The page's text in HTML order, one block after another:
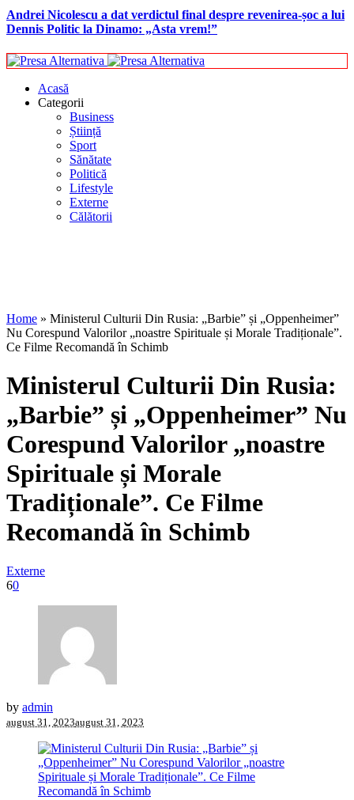
Andrei Nicolescu a dat verdictul final despre revenirea-șoc a lui
Dennis Politic la Dinamo: „Asta vrem!”
Acasă
Categorii
Business
Știință
Sport
Sănătate
Politică
Lifestyle
Externe
Călătorii
Home » Ministerul Culturii Din Rusia: „Barbie” și „Oppenheimer”
Nu Corespund Valorilor „noastre Spirituale și Morale Tradiționale”.
Ce Filme Recomandă în Schimb
Ministerul Culturii Din Rusia:
„Barbie” și „Oppenheimer” Nu
Corespund Valorilor „noastre
Spirituale și Morale
Tradiționale”. Ce Filme
Recomandă în Schimb
Externe
60
by admin
august 31, 2023august 31, 2023